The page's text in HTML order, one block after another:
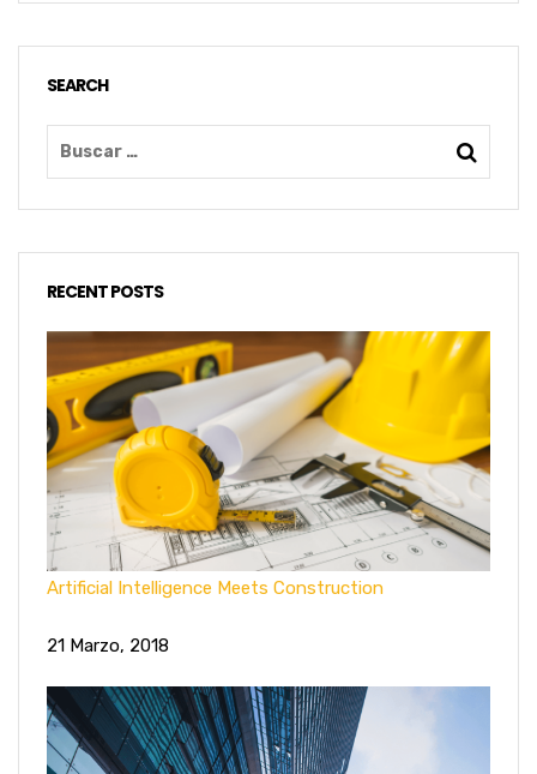
SEARCH
RECENT POSTS
Artificial Intelligence Meets Construction
21 Marzo, 2018